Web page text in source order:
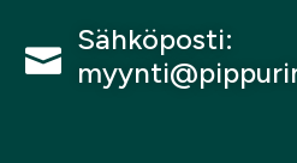
Sähköposti: